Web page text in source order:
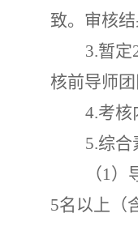
致。审核
3.暂定
核前导师
4.考核
5.综合
（1）
5名以上（